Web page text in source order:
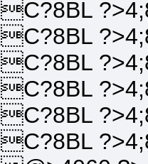
C?8BL
C?8BL
C?8BL
C?8BL
C?8BL
C?8BL